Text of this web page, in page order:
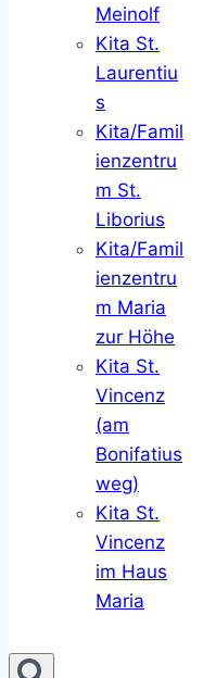
Meinolf
Kita St.
Laurentiu
s
Kita/Famil
ienzentru
m St.
Liborius
Kita/Famil
ienzentru
m Maria
zur Höhe
Kita St.
Vincenz
(am
Bonifatius
weg)
Kita St.
Vincenz
im Haus
Maria